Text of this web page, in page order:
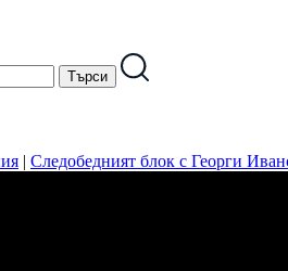
| Следобедният блок с Георги